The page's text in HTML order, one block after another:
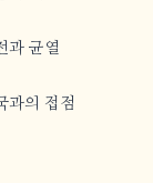
과 균열
과의 접점